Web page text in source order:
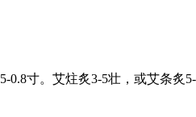
寸。艾炷炙3-5壮，或艾条炙5-